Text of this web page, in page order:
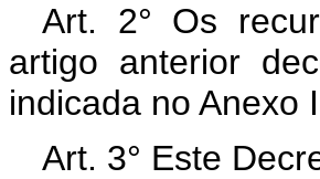
Art. 2° Os
artigo anterior
indicada no Anexo
Art. 3° Este